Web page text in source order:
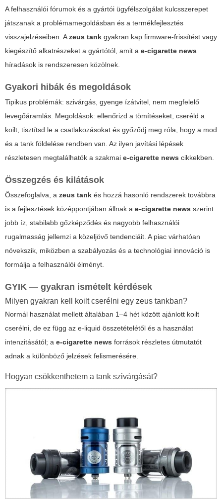
A felhasználói fórumok és a gyártói ügyfélszolgálat kulcsszerepet
játszanak a problémamegoldásban és a termékfejlesztés
visszajelzéseiben. Azeus tank gyakran kap firmware-frissítést vagy
kiegészítő alkatrészeket a gyártótól, amit a e-cigarette news
híradások is rendszeresen közölnek.
Gyakori hibák és megoldások
Tipikus problémák: szivárgás, gyenge ízátvitel, nem megfelelő
levegőáramlás. Megoldások: ellenőrizd a tömítéseket, cseréld a
koilt, tisztítsd le a csatlakozásokat és győződj meg róla, hogy a mod
és a tank földelése rendben van. Az ilyen javítási lépések
részletesen megtalálhatók a szakmai e-cigarette news cikkekben.
Összegzés és kilátások
Összefoglalva, a zeus tank és hozzá hasonló rendszerek továbbra
is a fejlesztések középpontjában állnak a e-cigarette news szerint:
jobb íz, stabilabb gőzképződés és nagyobb felhasználói
rugalmasság jellemzi a közeljövő tendenciáit. A piac várhatóan
növekszik, miközben a szabályozás és a technológiai innováció is
formálja a felhasználói élményt.
GYIK — gyakran ismételt kérdések
Milyen gyakran kell koilt cserélni egy zeus tankban?
Normál használat mellett általában 1–4 hét között ajánlott koilt
cserélni, de ez függ az e-liquid összetételétől és a használat
intenzitásától; a e-cigarette news források részletes útmutatót
adnak a különböző jelzések felismerésére.
Hogyan csökkenthetem a tank szivárgását?